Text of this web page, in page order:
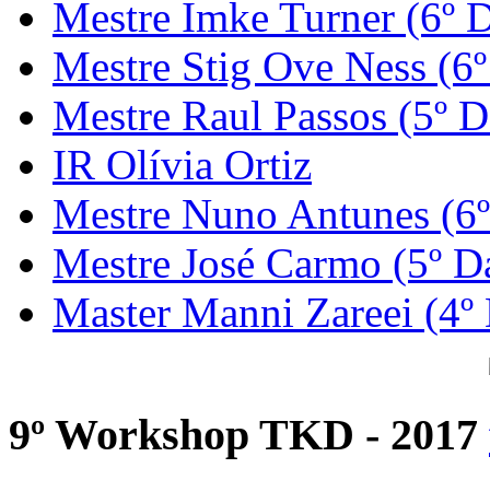
Mestre Imke Turner (6º
Mestre Stig Ove Ness
Mestre Raul Passos (5º
IR Olívia Ortiz
Mestre Nuno Antunes
Mestre José Carmo (5º
Master Manni Zareei (4º
9º Workshop TKD - 2017